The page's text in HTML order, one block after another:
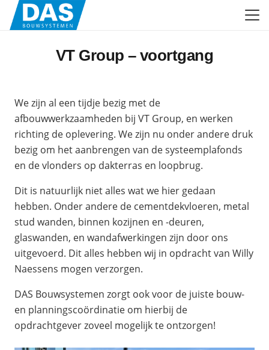
VT Group – voortgang
We zijn al een tijdje bezig met de
afbouwwerkzaamheden bij VT Group, en werken
richting de oplevering. We zijn nu onder andere druk
bezig om het aanbrengen van de systeemplafonds
en de vlonders op dakterras en loopbrug.
Dit is natuurlijk niet alles wat we hier gedaan
hebben. Onder andere de cementdekvloeren, metal
stud wanden, binnen kozijnen en -deuren,
glaswanden, en wandafwerkingen zijn door ons
uitgevoerd. Dit alles hebben wij in opdracht van Willy
Naessens mogen verzorgen.
DAS Bouwsystemen zorgt ook voor de juiste bouw-
en planningscoördinatie om hierbij de
opdrachtgever zoveel mogelijk te ontzorgen!